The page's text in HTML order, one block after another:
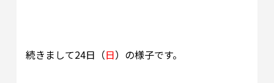
続きまして24日（日）の様子です。